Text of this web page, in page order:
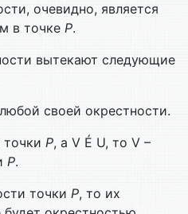
очевидно, является
в точке Р.
вытекают следующие
своей окрестности.
точки Р, а V É U, то V –
Р.
точки Р, то их